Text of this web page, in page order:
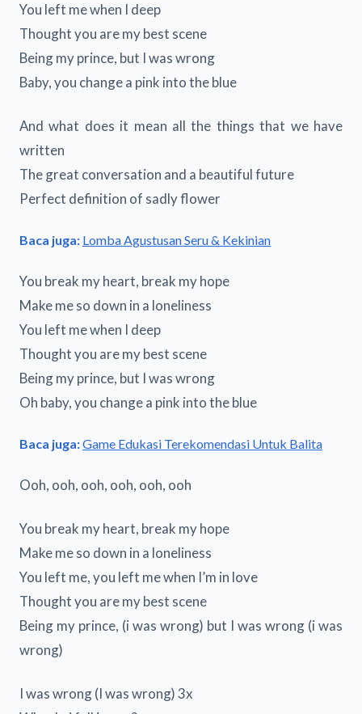
You left me when I deep
Thought you are my best scene
Being my prince, but I was wrong
Baby, you change a pink into the blue
And what does it mean all the things that we have
written
The great conversation and a beautiful future
Perfect definition of sadly flower
Baca juga: Lomba Agustusan Seru & Kekinian
You break my heart, break my hope
Make me so down in a loneliness
You left me when I deep
Thought you are my best scene
Being my prince, but I was wrong
Oh baby, you change a pink into the blue
Baca juga:Game Edukasi Terekomendasi Untuk Balita
Ooh, ooh, ooh, ooh, ooh, ooh
You break my heart, break my hope
Make me so down in a loneliness
You left me, you left me when I’m in love
Thought you are my best scene
Being my prince, (i was wrong) but I was wrong (i was
wrong)
I was wrong (I was wrong) 3x